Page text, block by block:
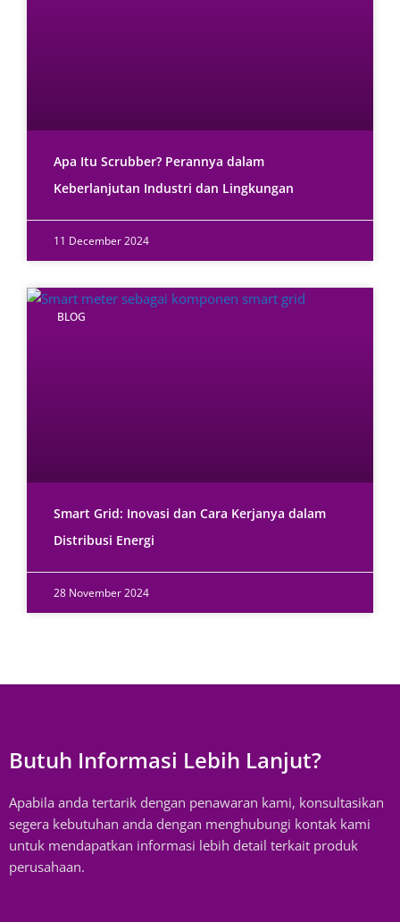
Apa Itu Scrubber? Perannya dalam
Keberlanjutan Industri dan Lingkungan
11 December 2024
BLOG
Smart Grid: Inovasi dan Cara Kerjanya dalam
Distribusi Energi
28 November 2024
Butuh Informasi Lebih Lanjut?
Apabila anda tertarik dengan penawaran kami, konsultasikan
segera kebutuhan anda dengan menghubungi kontak kami
untuk mendapatkan informasi lebih detail terkait produk
perusahaan.